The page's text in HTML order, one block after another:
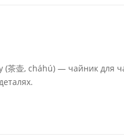
茶壶, cháhú) — чайник для